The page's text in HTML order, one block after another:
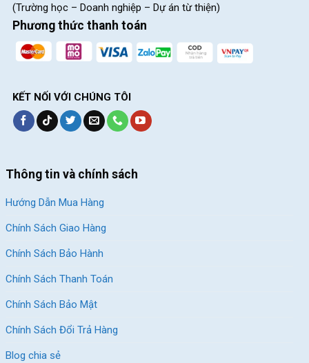
(Trường học – Doanh nghiệp – Dự án từ thiện)
Phương thức thanh toán
KẾT NỐI VỚI CHÚNG TÔI
Thông tin và chính sách
Hướng Dẫn Mua Hàng
Chính Sách Giao Hàng
Chính Sách Bảo Hành
Chính Sách Thanh Toán
Chính Sách Bảo Mật
Chính Sách Đổi Trả Hàng
Blog chia sẻ